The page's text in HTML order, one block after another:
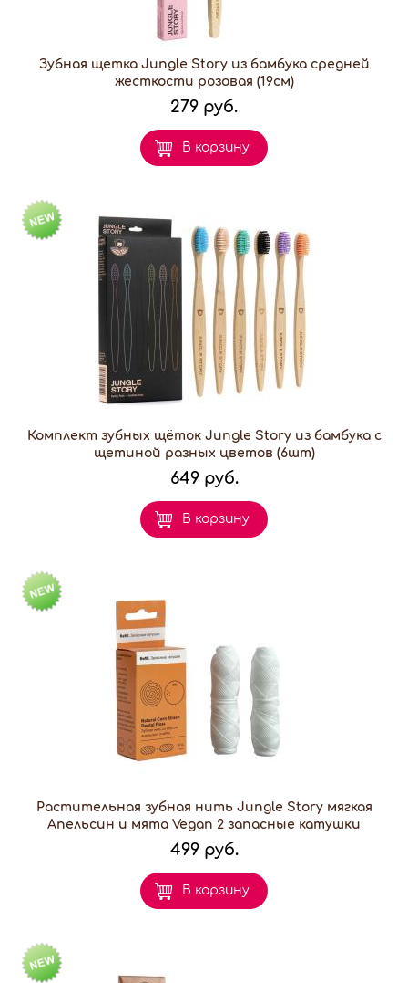
Зубная щетка Jungle Story из бамбука средней
жесткости розовая (19см)
279 руб.
В корзину
Комплект зубных щёток Jungle Story из бамбука с
щетиной разных цветов (6шт)
649 руб.
В корзину
Растительная зубная нить Jungle Story мягкая
Апельсин и мята Vegan 2 запасные катушки
499 руб.
В корзину